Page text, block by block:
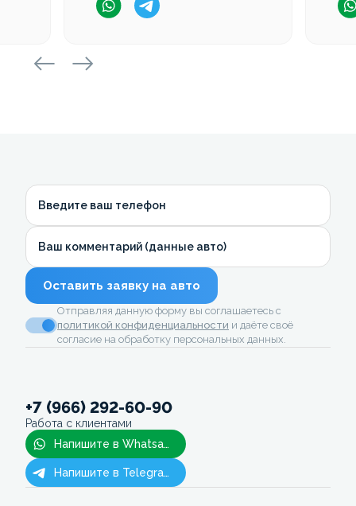
Введите ваш телефон
Ваш комментарий (данные авто)
Оставить заявку на авто
Отправляя данную форму вы соглашаетесь с
политикой конфиденциальности и даёте своё
согласие на обработку персональных данных.
+7 (966) 292-60-90
Работа с клиентами
Напишите в Whatsapp
Напишите в Telegram